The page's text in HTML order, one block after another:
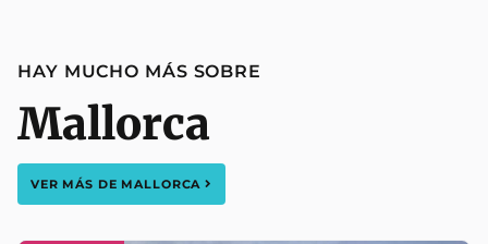
HAY MUCHO MÁS SOBRE
Mallorca
VER MÁS DE MALLORCA